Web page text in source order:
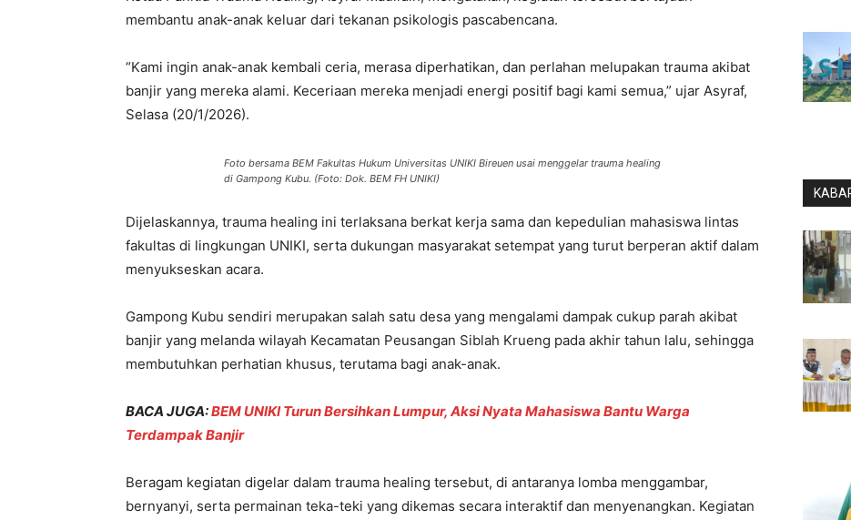
membantu anak-anak keluar dari tekanan psikologis pascabencana.
“Kami ingin anak-anak kembali ceria, merasa diperhatikan, dan perlahan melupakan trauma akibat
banjir yang mereka alami. Keceriaan mereka menjadi energi positif bagi kami semua,” ujar Asyraf,
Selasa (20/1/2026).
Foto bersama BEM Fakultas Hukum Universitas UNIKI Bireuen usai menggelar trauma healing
di Gampong Kubu. (Foto: Dok. BEM FH UNIKI)
Dijelaskannya, trauma healing ini terlaksana berkat kerja sama dan kepedulian mahasiswa lintas
fakultas di lingkungan UNIKI, serta dukungan masyarakat setempat yang turut berperan aktif dalam
menyukseskan acara.
Gampong Kubu sendiri merupakan salah satu desa yang mengalami dampak cukup parah akibat
banjir yang melanda wilayah Kecamatan Peusangan Siblah Krueng pada akhir tahun lalu, sehingga
membutuhkan perhatian khusus, terutama bagi anak-anak.
BACA JUGA:BEM UNIKI Turun Bersihkan Lumpur, Aksi Nyata Mahasiswa Bantu Warga
Terdampak Banjir
Beragam kegiatan digelar dalam trauma healing tersebut, di antaranya lomba menggambar,
bernyanyi, serta permainan teka-teki yang dikemas secara interaktif dan menyenangkan. Kegiatan